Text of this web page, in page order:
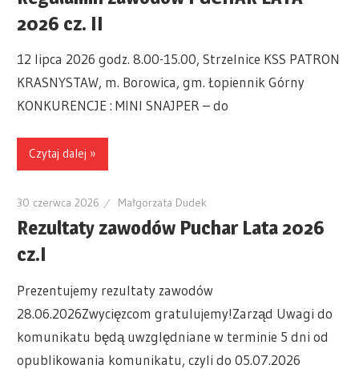
2026 cz. II
12 lipca 2026 godz. 8.00-15.00, Strzelnice KSS PATRON
KRASNYSTAW, m. Borowica, gm. Łopiennik Górny
KONKURENCJE : MINI SNAJPER – do
Czytaj dalej »
30 czerwca 2026 Małgorzata Dudek
Rezultaty zawodów Puchar Lata 2026
cz.I
Prezentujemy rezultaty zawodów
28.06.2026Zwycięzcom gratulujemy!Zarząd Uwagi do
komunikatu będą uwzględniane w terminie 5 dni od
opublikowania komunikatu, czyli do 05.07.2026